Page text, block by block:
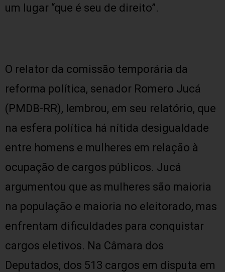
um lugar “que é seu de direito”.
O relator da comissão temporária da
reforma política, senador Romero Jucá
(PMDB-RR), lembrou, em seu relatório, que
na esfera política há nítida desigualdade
entre homens e mulheres em relação à
ocupação de cargos públicos. Jucá
argumentou que as mulheres são maioria
na população e maioria no eleitorado, mas
enfrentam dificuldades para conquistar
cargos eletivos. Na Câmara dos
Deputados, dos 513 cargos em disputa em